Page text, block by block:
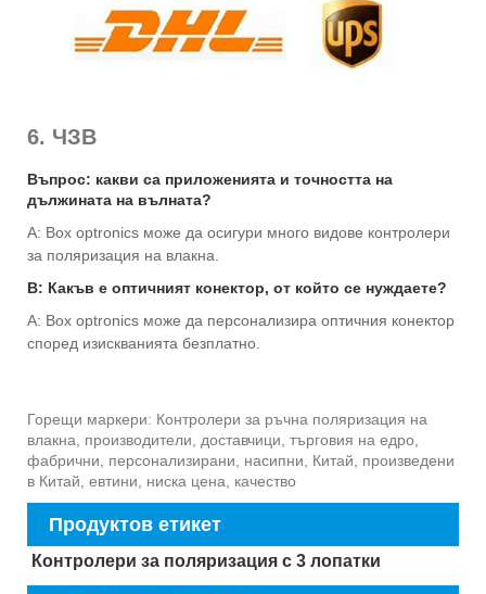
6. ЧЗВ
Въпрос: какви са приложенията и точността на
дължината на вълната?
A: Box optronics може да осигури много видове контролери
за поляризация на влакна.
В: Какъв е оптичният конектор, от който се нуждаете?
A: Box optronics може да персонализира оптичния конектор
според изискванията безплатно.
Горещи маркери: Контролери за ръчна поляризация на
влакна, производители, доставчици, търговия на едро,
фабрични, персонализирани, насипни, Китай, произведени
в Китай, евтини, ниска цена, качество
Продуктов етикет
Контролери за поляризация с 3 лопатки